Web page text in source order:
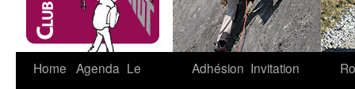
Home Agenda Le
Adhésion Invitation